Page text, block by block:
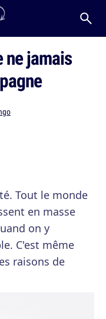
ne jamais
Tout le monde
en masse
on y
C'est même
raisons de